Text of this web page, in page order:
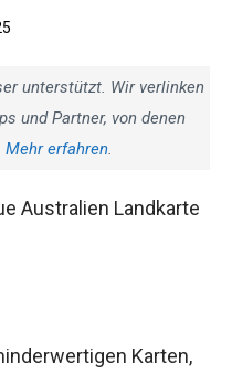
unterstützt. Wir verlinken
und Partner, von denen
Mehr erfahren.
Australien Landkarte
Karten,